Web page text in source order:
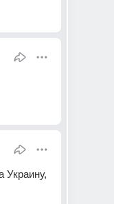
Украину,